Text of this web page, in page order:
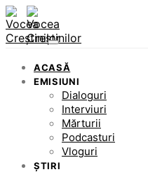
ACASĂ
EMISIUNI
Dialoguri
Interviuri
Mărturii
Podcasturi
Vloguri
ȘTIRI